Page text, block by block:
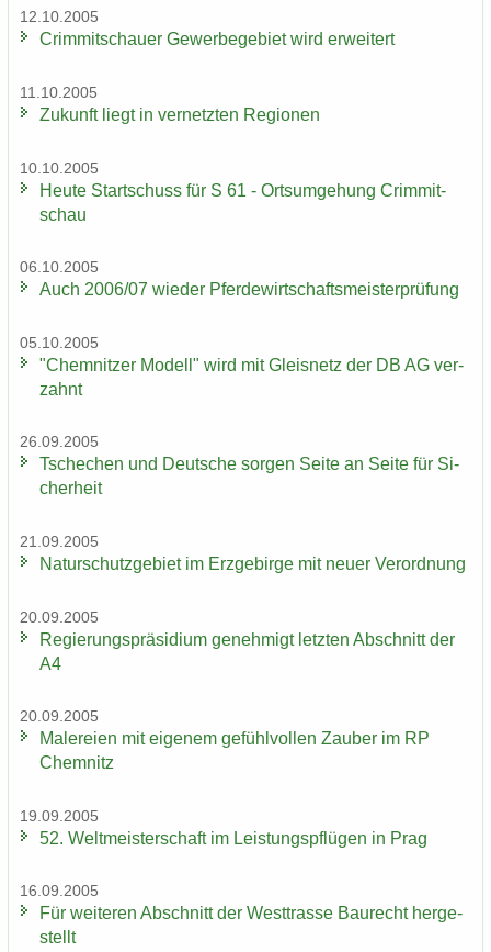
12.10.2005
Crim­mit­schau­er Ge­wer­be­ge­biet wird er­wei­tert
11.10.2005
Zu­kunft liegt in ver­netz­ten Re­gio­nen
10.10.2005
Heute Start­schuss für S 61 - Orts­um­ge­hung Crim­mit­
schau
06.10.2005
Auch 2006/07 wie­der Pfer­de­wirt­schafts­meis­ter­prü­fung
05.10.2005
"Chem­nit­zer Mo­dell" wird mit Gleis­netz der DB AG ver­
zahnt
26.09.2005
Tsche­chen und Deut­sche sor­gen Seite an Seite für Si­
cher­heit
21.09.2005
Na­tur­schutz­ge­biet im Erz­ge­bir­ge mit neuer Ver­ord­nung
20.09.2005
Re­gie­rungs­prä­si­di­um ge­neh­migt letz­ten Ab­schnitt der
A4
20.09.2005
Ma­le­rei­en mit ei­ge­nem ge­fühl­vol­len Zau­ber im RP
Chem­nitz
19.09.2005
52. Welt­meis­ter­schaft im Leis­tungs­pflü­gen in Prag
16.09.2005
Für wei­te­ren Ab­schnitt der West­tras­se Bau­recht her­ge­
stellt